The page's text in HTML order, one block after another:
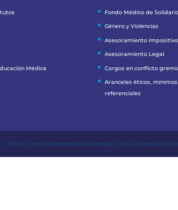
Médica
Fondo Médico de
Género y Violencias
Asesoramiento impositivo
Asesoramiento Legal
Cargos en conflicto
Aranceles éticos, mínimos
referenciales
| 2020 © Todos los derechos reservados | Sitio web